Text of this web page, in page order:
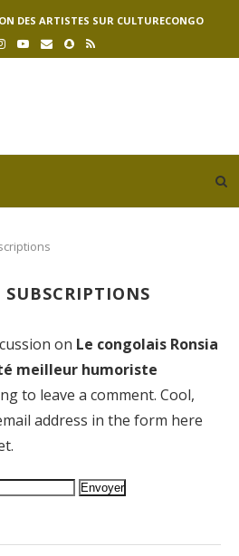
DES ARTISTES SUR CULTURECONGO
SUBSCRIPTIONS
on Le congolais Ronsia
meilleur humoriste
to leave a comment. Cool,
address in the form here